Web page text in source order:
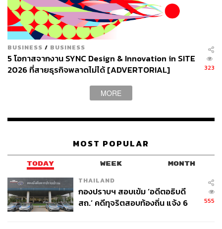
BUSINESS / BUSINESS
5 โอกาสจากงาน SYNC Design & Innovation in SITE
2026 ที่สายธุรกิจพลาดไม่ได้ [ADVERTORIAL]
323
MORE
MOST POPULAR
TODAY WEEK MONTH
THAILAND
กองปราบฯ สอบเข้ม ‘อดีตอธิบดี
สถ.’ คดีทุจริตสอบท้องถิ่น แจ้ง 6
555